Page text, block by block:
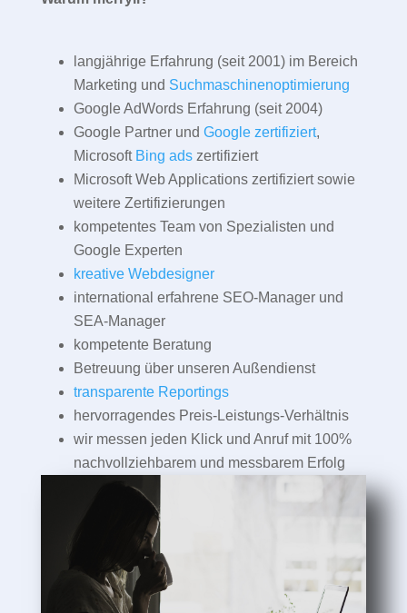
langjährige Erfahrung (seit 2001) im Bereich
Marketing und Suchmaschinenoptimierung
Google AdWords Erfahrung (seit 2004)
Google Partner und Google zertifiziert,
Microsoft Bing adszertifiziert
Microsoft Web Applications zertifiziert sowie
weitere Zertifizierungen
kompetentes Team von Spezialisten und
Google Experten
kreative Webdesigner
international erfahrene SEO-Manager und
SEA-Manager
kompetente Beratung
Betreuung über unseren Außendienst
transparente Reportings
hervorragendes Preis-Leistungs-Verhältnis
wir messen jeden Klick und Anruf mit 100%
nachvollziehbarem und messbarem Erfolg